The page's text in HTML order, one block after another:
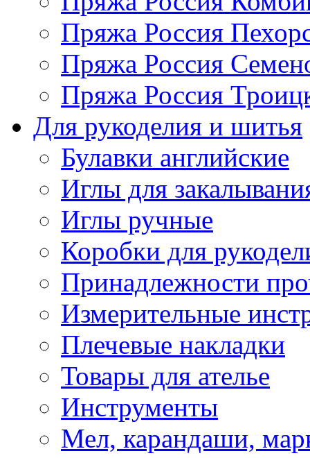
Пряжа Россия
Пряжа Россия
Пряжа Россия
Для рукоделия и шитья
Булавки английские
Иглы для
Иглы ручные
Коробки для
Принадлежности
Измерительные
Плечевые накладки
Товары для ателье
Инструменты
Мел, карандаши,